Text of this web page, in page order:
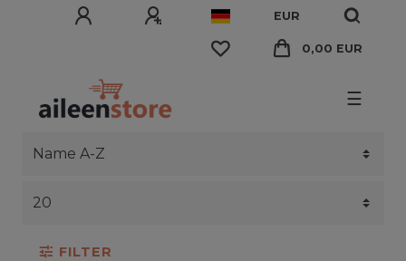
EUR
0,00 EUR
☰
FILTER